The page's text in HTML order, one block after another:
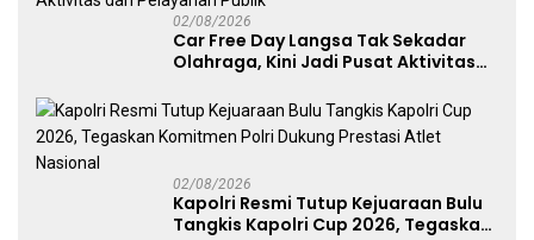
02/08/2026
Car Free Day Langsa Tak Sekadar
Olahraga, Kini Jadi Pusat Aktivitas
02/08/2026
Kapolri Resmi Tutup Kejuaraan Bulu
Tangkis Kapolri Cup 2026, Tegaskan